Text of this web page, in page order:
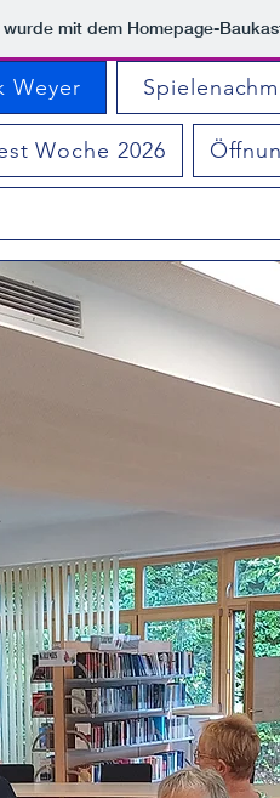
wurde mit dem Homepage-
Weyer
Woche 2026